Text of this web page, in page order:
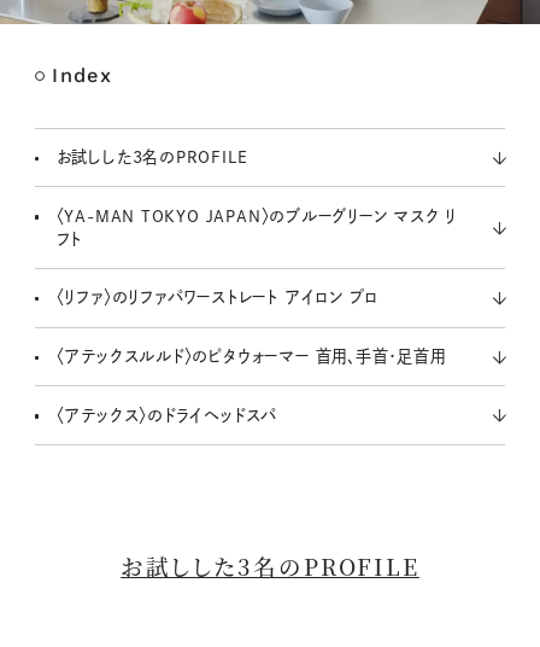
Index
お試しした3名のPROFILE
〈YA-MAN TOKYO JAPAN〉のブルーグリーン マスク リ
フト
〈リファ〉のリファパワーストレート アイロン プロ
〈アテックスルルド〉のピタウォーマー 首用、手首・足首用
〈アテックス〉のドライヘッドスパ
お試しした3名のPROFILE